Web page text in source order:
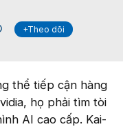
+Theo dõi
thể tiếp cận hàng
họ phải tìm tòi
AI cao cấp. Kai-